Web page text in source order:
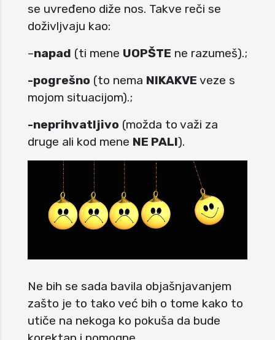
se uvređeno diže nos. Takve reči se
doživljvaju kao:
–napad (ti mene UOPŠTE ne razumeš).;
-pogrešno (to nema NIKAKVE veze s
mojom situacijom).;
-neprihvatljivo (možda to važi za
druge ali kod mene NE PALI).
Ne bih se sada bavila objašnjavanjem
zašto je to tako već bih o tome kako to
utiče na nekoga ko pokuša da bude